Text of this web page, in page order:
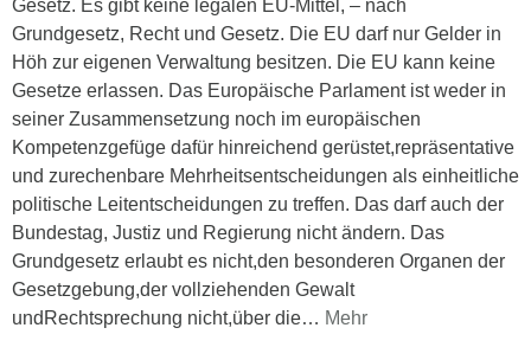
Gesetz. Es gibt keine legalen EU-Mittel, – nach
Grundgesetz, Recht und Gesetz. Die EU darf nur Gelder in
Höh zur eigenen Verwaltung besitzen. Die EU kann keine
Gesetze erlassen. Das Europäische Parlament ist weder in
seiner Zusammensetzung noch im europäischen
Kompetenzgefüge dafür hinreichend gerüstet,repräsentative
und zurechenbare Mehrheitsentscheidungen als einheitliche
politische Leitentscheidungen zu treffen. Das darf auch der
Bundestag, Justiz und Regierung nicht ändern. Das
Grundgesetz erlaubt es nicht,den besonderen Organen der
Gesetzgebung,der vollziehenden Gewalt
undRechtsprechung nicht,über die… Mehr